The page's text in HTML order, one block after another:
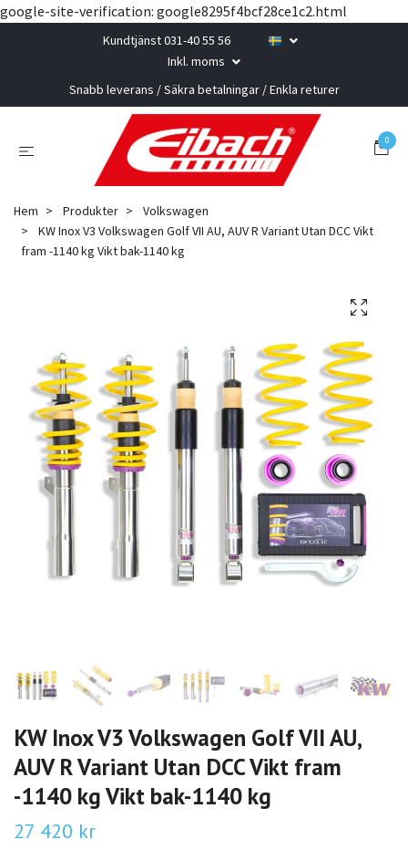
google-site-verification: google8295f4bcf28ce1c2.html
Kundtjänst 031-40 55 56
Inkl. moms
Snabb leverans / Säkra betalningar / Enkla returer
0
Hem Produkter
Volkswagen
KW Inox V3 Volkswagen Golf VII AU, AUV R Variant Utan DCC Vikt
fram -1140 kg Vikt bak-1140 kg
KW Inox V3 Volkswagen Golf VII AU,
AUV R Variant Utan DCC Vikt fram
-1140 kg Vikt bak-1140 kg
27 420 kr